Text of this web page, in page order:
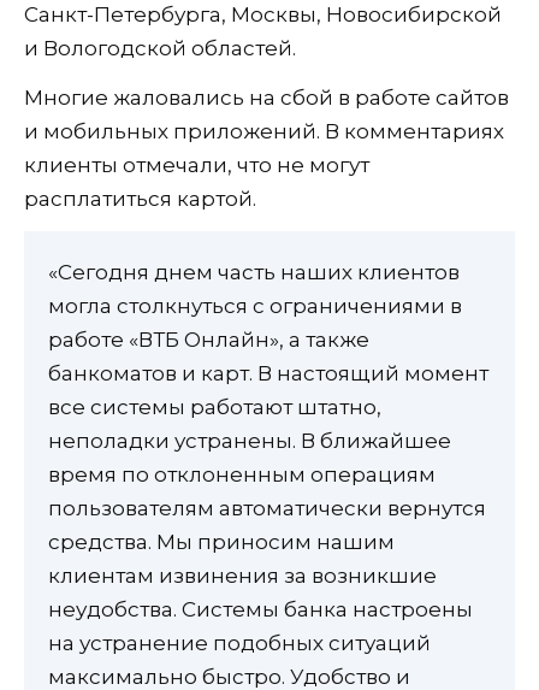
Санкт-Петербурга, Москвы, Новосибирской
и Вологодской областей.
Многие жаловались на сбой в работе сайтов
и мобильных приложений. В комментариях
клиенты отмечали, что не могут
расплатиться картой.
«Сегодня днем часть наших клиентов
могла столкнуться с ограничениями в
работе «ВТБ Онлайн», а также
банкоматов и карт. В настоящий момент
все системы работают штатно,
неполадки устранены. В ближайшее
время по отклоненным операциям
пользователям автоматически вернутся
средства. Мы приносим нашим
клиентам извинения за возникшие
неудобства. Системы банка настроены
на устранение подобных ситуаций
максимально быстро. Удобство и